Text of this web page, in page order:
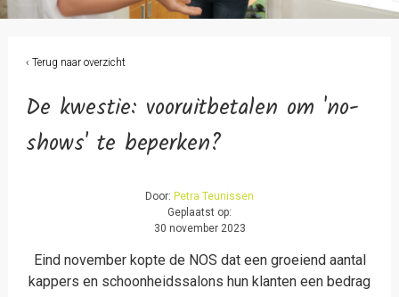
‹ Terug naar overzicht
De kwestie: vooruitbetalen om 'no-
shows' te beperken?
Door: Petra Teunissen
Geplaatst op:
30 november 2023
Eind november kopte de NOS dat een groeiend aantal
kappers en schoonheidssalons hun klanten een bedrag